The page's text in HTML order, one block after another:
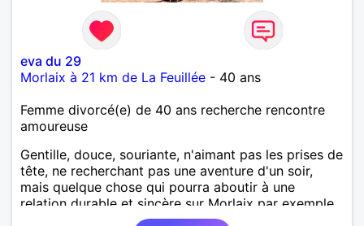
eva du 29
Morlaix à 21 km de La Feuillée - 40 ans
Femme divorcé(e) de 40 ans recherche rencontre
amoureuse
Gentille, douce, souriante, n'aimant pas les prises de
tête, ne recherchant pas une aventure d'un soir,
mais quelque chose qui pourra aboutir à une
relation durable et sincère sur Morlaix par exemple.